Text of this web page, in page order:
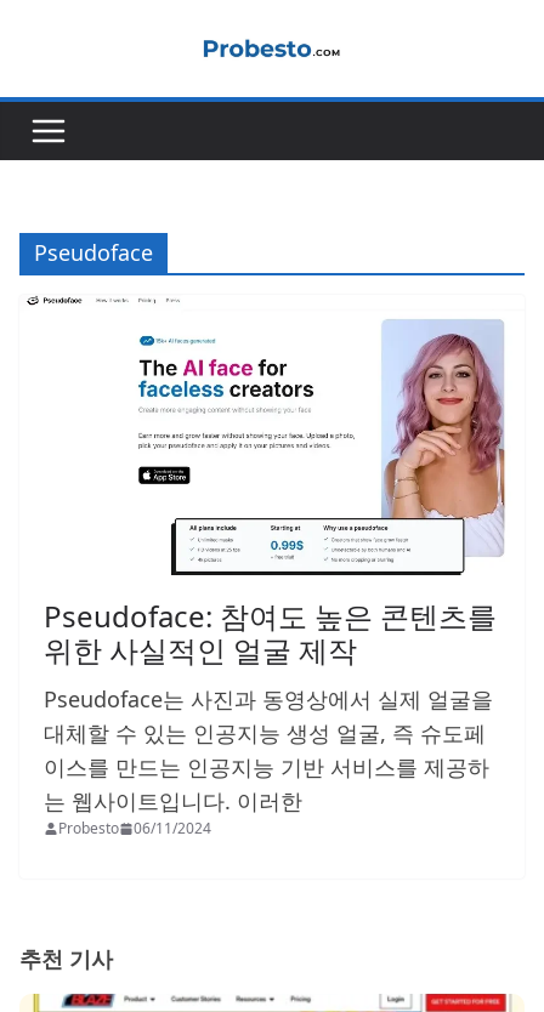
Pseudoface
Pseudoface: 참여도 높은 콘텐츠를
위한 사실적인 얼굴 제작
Pseudoface는 사진과 동영상에서 실제 얼굴을
대체할 수 있는 인공지능 생성 얼굴, 즉 슈도페
이스를 만드는 인공지능 기반 서비스를 제공하
는 웹사이트입니다. 이러한
Probesto 06/11/2024
추천 기사